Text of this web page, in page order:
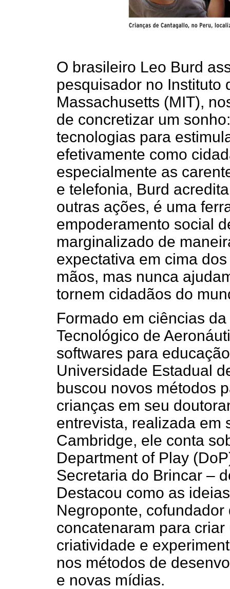
O brasileiro Leo Burd
pesquisador no Instituto
Massachusetts (MIT),
de concretizar um
tecnologias para
efetivamente como
especialmente as
e telefonia, Burd
outras ações, é uma
empoderamento social
marginalizado de
expectativa em cima
mãos, mas nunca
tornem cidadãos do
Formado em ciências
Tecnológico de
softwares para
Universidade Estadual
buscou novos métodos
crianças em seu
entrevista, realizada em
Cambridge, ele conta
Department of Play
Secretaria do Brincar –
Destacou como as
Negroponte,
concatenaram para
criatividade e
nos métodos de
e novas mídias.